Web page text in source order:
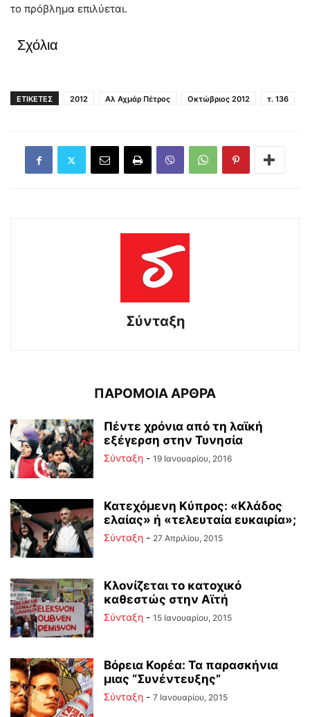
το πρόβλημα επιλύεται.
Σχόλια
ΕΤΙΚΕΤΕΣ 2012 Αλ Αχμάρ Πέτρος Οκτώβριος 2012 τ. 136
Σύνταξη
ΠΑΡΟΜΟΙΑ ΑΡΘΡΑ
Πέντε χρόνια από τη λαϊκή
εξέγερση στην Τυνησία
Σύνταξη - 19 Ιανουαρίου, 2016
Κατεχόμενη Κύπρος: «Κλάδος
ελαίας» ή «τελευταία ευκαιρία»;
Σύνταξη - 27 Απριλίου, 2015
Κλονίζεται το κατοχικό
καθεστώς στην Αϊτή
Σύνταξη - 15 Ιανουαρίου, 2015
Βόρεια Κορέα: Τα παρασκήνια
μιας “Συνέντευξης”
Σύνταξη - 7 Ιανουαρίου, 2015